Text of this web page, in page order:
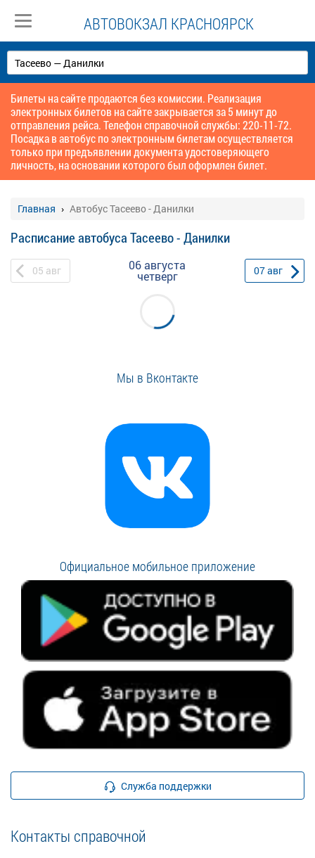
АВТОВОКЗАЛ КРАСНОЯРСК
Билеты на сайте продаются без комиссии. Реализация
электронных билетов на сайте закрывается за 5 минут до
отправления рейса. Телефон справочной службы: 220-11-72.
Посадка в автобус по электронным билетам осуществляется
только при предъявлении документа удостоверяющего
личность, на основании которого был оформлен билет.
Главная Автобус Тасеево - Данилки
Расписание автобуса Тасеево - Данилки
05 авг 06 августа
четверг 07авг
Мы в Вконтакте
Официальное мобильное приложение
Служба поддержки
Контакты справочной